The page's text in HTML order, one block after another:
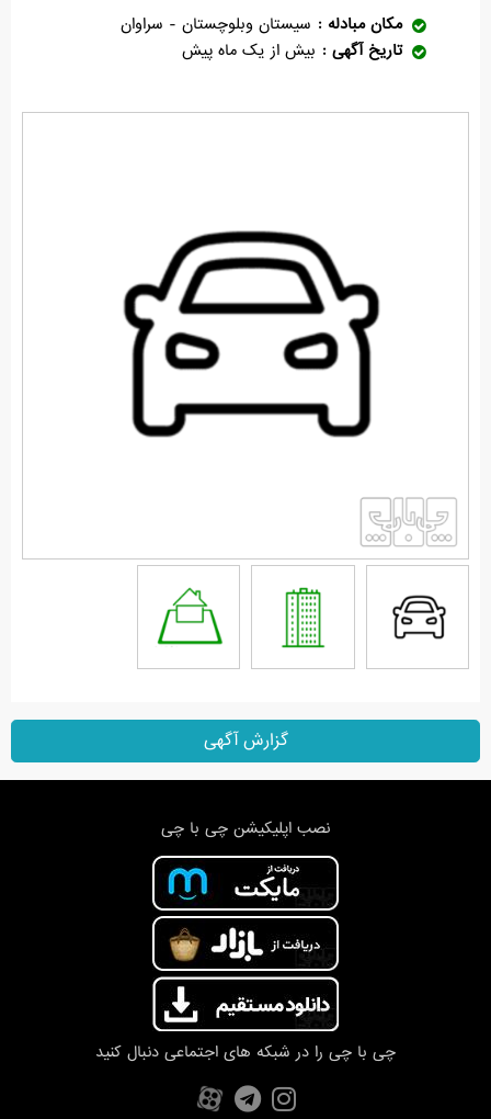
مکان مبادله
سیستان وبلوچستان - سراوان
تاریخ آگهی
بیش از یک ماه پیش
گزارش آگهی
نصب اپلیکیشن چی با چی
چی با چی را در شبکه های اجتماعی دنبال کنید